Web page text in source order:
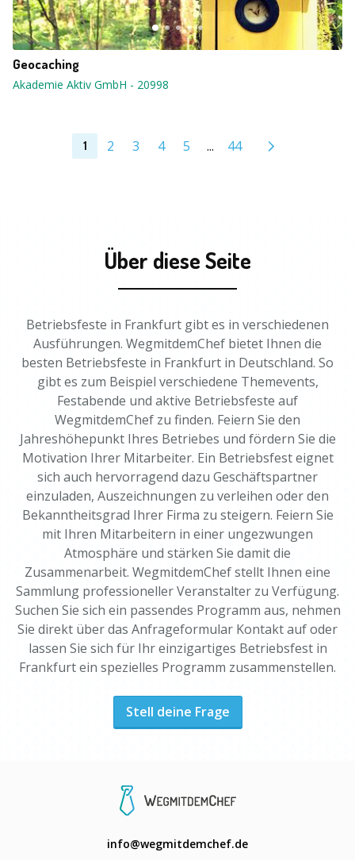
Geocaching
Akademie Aktiv GmbH - 20998
1 2 3 4 5 ... 44
Über diese Seite
Betriebsfeste in Frankfurt gibt es in verschiedenen
Ausführungen. WegmitdemChef bietet Ihnen die
besten Betriebsfeste in Frankfurt in Deutschland. So
gibt es zum Beispiel verschiedene Themevents,
Festabende und aktive Betriebsfeste auf
WegmitdemChef zu finden. Feiern Sie den
Jahreshöhepunkt Ihres Betriebes und fördern Sie die
Motivation Ihrer Mitarbeiter. Ein Betriebsfest eignet
sich auch hervorragend dazu Geschäftspartner
einzuladen, Auszeichnungen zu verleihen oder den
Bekanntheitsgrad Ihrer Firma zu steigern. Feiern Sie
mit Ihren Mitarbeitern in einer ungezwungen
Atmosphäre und stärken Sie damit die
Zusammenarbeit. WegmitdemChef stellt Ihnen eine
Sammlung professioneller Veranstalter zu Verfügung.
Suchen Sie sich ein passendes Programm aus, nehmen
Sie direkt über das Anfrageformular Kontakt auf oder
lassen Sie sich für Ihr einzigartiges Betriebsfest in
Frankfurt ein spezielles Programm zusammenstellen.
Stell deine Frage
info@wegmitdemchef.de